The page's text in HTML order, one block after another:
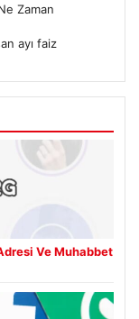
Zaman
ayı faiz
Ve Muhabbet